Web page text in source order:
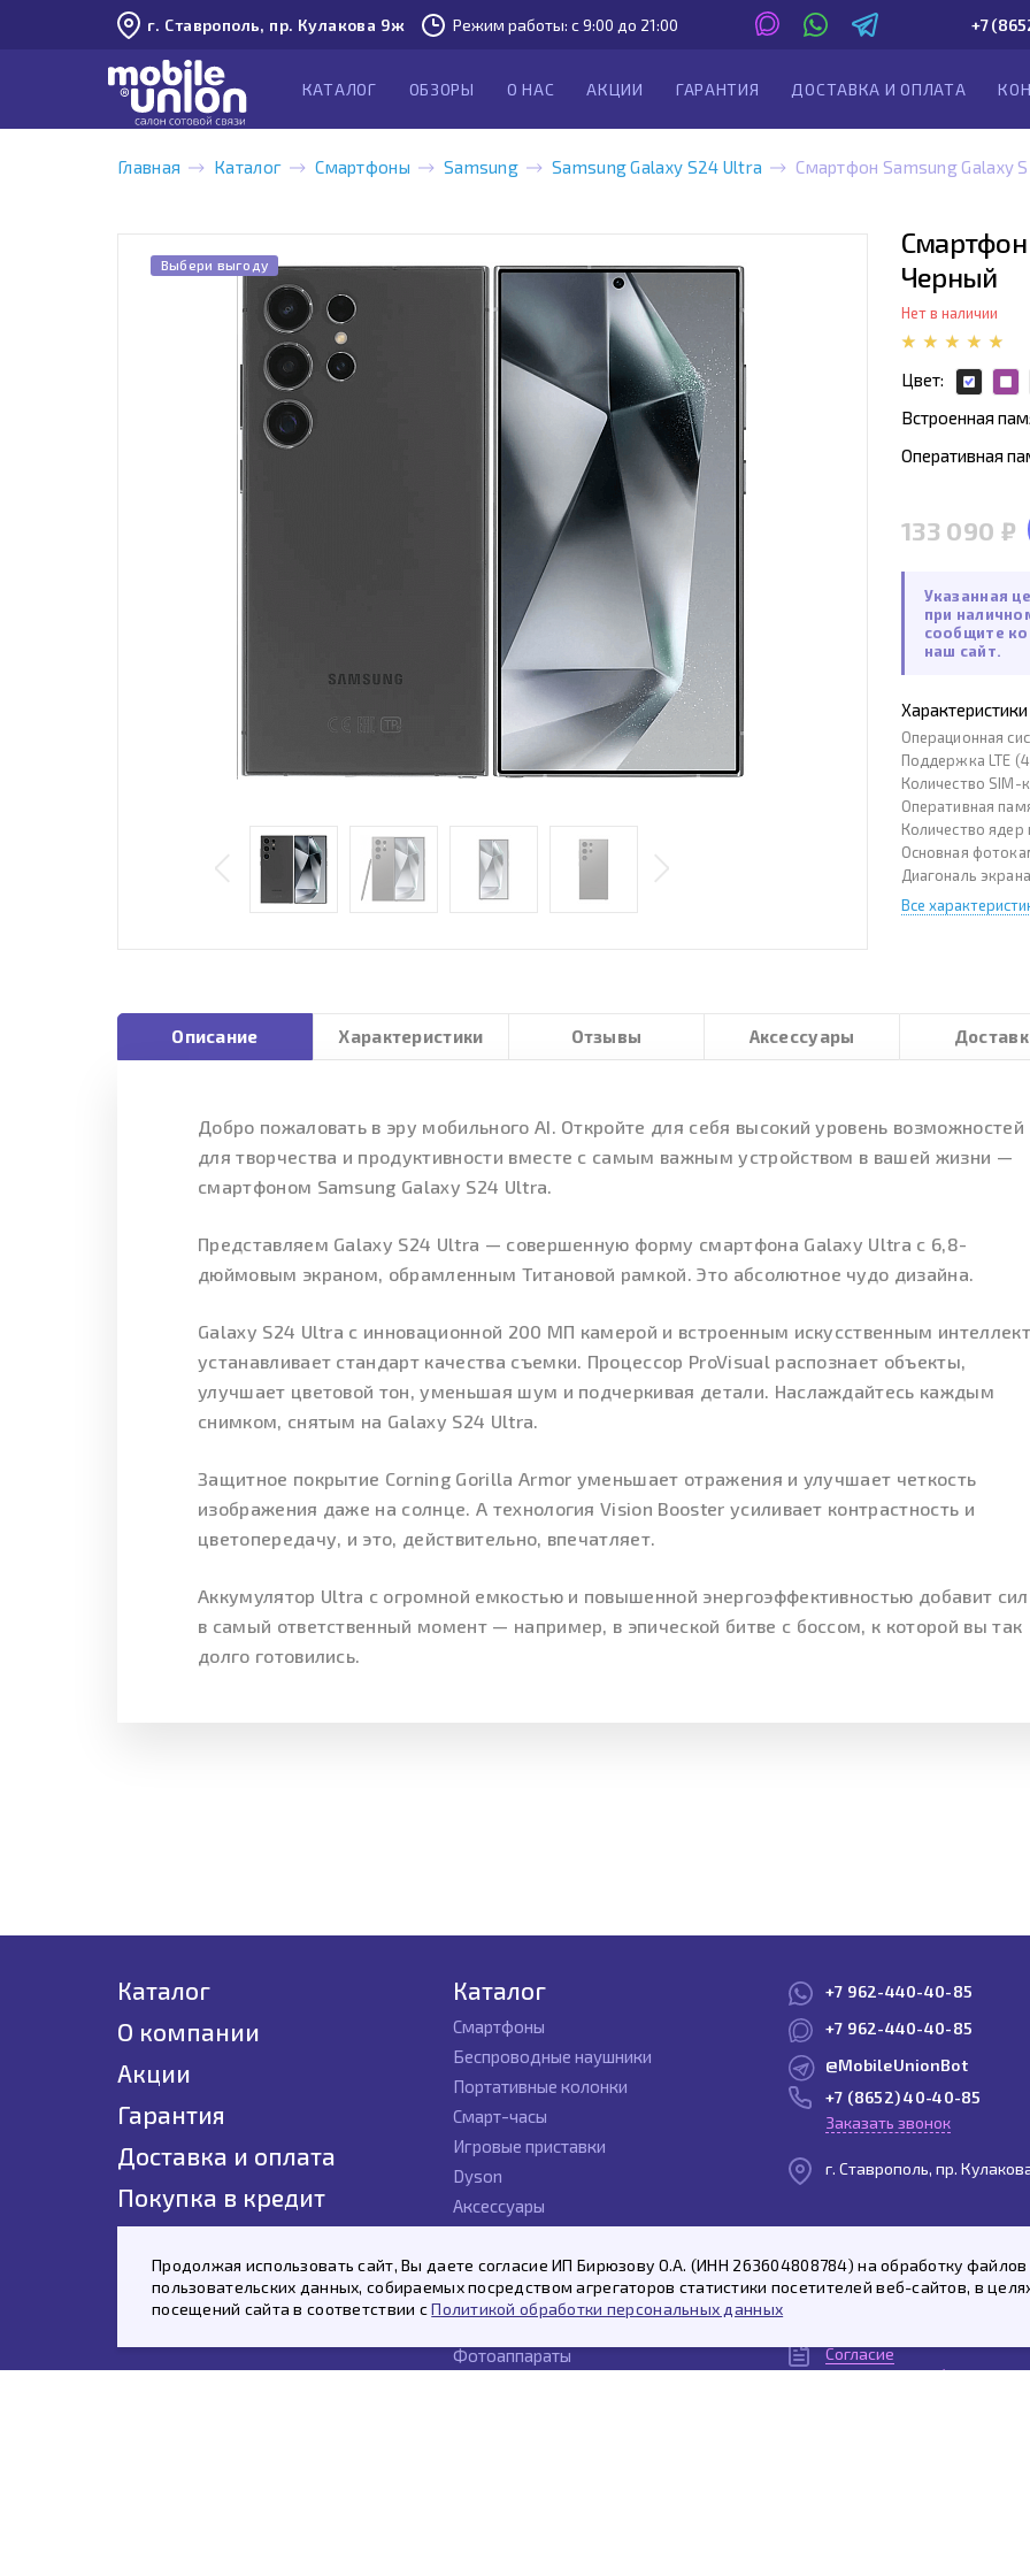
Продолжая использовать сайт, Вы даете согласие ИП Бирюзову О.А. (ИНН 263604808784) на обработку
пользовательских данных, собираемых посредством агрегаторов статистики посетителей веб-сайтов, в
посещений сайта в соответствии сПолитикой обработки персональных данных
г. Ставрополь, пр. Кулакова 9ж Режим работы: с 9:00 до 21:00 +7
КАТАЛОГ ОБЗОРЫ О НАС АКЦИИ ГАРАНТИЯ ДОСТАВКА И ОПЛАТА
Главная Каталог Смартфоны Samsung Samsung Galaxy S24 Ultra Смартфон Samsung Galaxy
Выбери выгоду
Смартфон
Черный
Нет в наличии
Цвет:
Встроенная
Оперативная
133 090 ₽
Указанная
при
сообщите
наш сайт.
Характеристики
Операционная
Поддержка LTE
Количество SIM-
Оперативная
Количество ядер
Основная
Диагональ
Все
Описание Характеристики Отзывы Аксессуары
Добро пожаловать в эру мобильного AI. Откройте для себя высокий уровень возможностей
для творчества и продуктивности вместе с самым важным устройством в вашей жизни —
смартфоном Samsung Galaxy S24 Ultra.
Представляем Galaxy S24 Ultra — совершенную форму смартфона Galaxy Ultra с 6,8-
дюймовым экраном, обрамленным Титановой рамкой. Это абсолютное чудо дизайна.
Galaxy S24 Ultra с инновационной 200 МП камерой и встроенным искусственным
устанавливает стандарт качества съемки. Процессор ProVisual распознает объекты,
улучшает цветовой тон, уменьшая шум и подчеркивая детали. Наслаждайтесь каждым
снимком, снятым на Galaxy S24 Ultra.
Защитное покрытие Corning Gorilla Armor уменьшает отражения и улучшает четкость
изображения даже на солнце. А технология Vision Booster усиливает контрастность и
цветопередачу, и это, действительно, впечатляет.
Аккумулятор Ultra с огромной емкостью и повышенной энергоэффективностью добавит
в самый ответственный момент — например, в эпической битве с боссом, к которой вы так
долго готовились.
Каталог
О компании
Акции
Гарантия
Доставка и оплата
Покупка в кредит
Каталог
Смартфоны
Беспроводные наушники
Портативные колонки
Смарт-часы
Игровые приставки
Dyson
Аксессуары
Новинки
Планшеты
Умные колонки Яндекс.Станция
Фотоаппараты
+7 962-440-40-85
+7 962-440-40-85
@MobileUnionBot
+7 (8652) 40-40-85
Заказать звонок
г. Ставрополь, пр.
конфиденциальности
Согласие
на рекламную /